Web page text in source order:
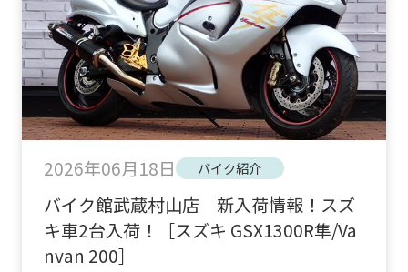
2026年06月18日 バイク紹介
バイク館武蔵村山店 新入荷情報！スズ
キ車2台入荷！［スズキ GSX1300R隼/Va
nvan 200］